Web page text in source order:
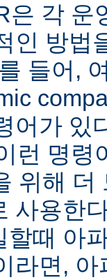
은 각 운
인 방법
들어,
어가 있
런 명령
위해 더
사용한
할때 아
라면,